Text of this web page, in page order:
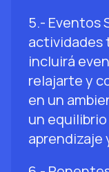
5.- Eventos
actividades
incluirá
relajarte y
en un
un